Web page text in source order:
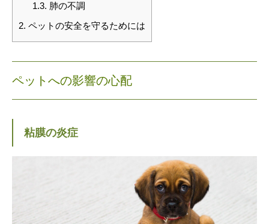
1.3. 肺の不調
2. ペットの安全を守るためには
ペットへの影響の心配
粘膜の炎症